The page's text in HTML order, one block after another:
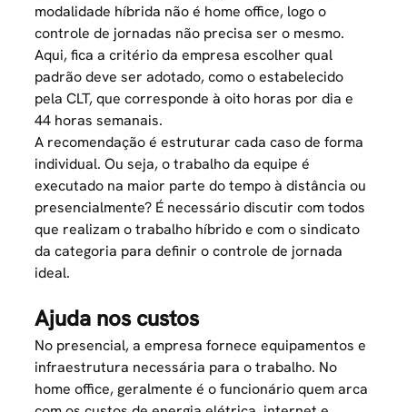
modalidade híbrida não é home office, logo o
controle de jornadas não precisa ser o mesmo.
Aqui, fica a critério da empresa escolher qual
padrão deve ser adotado, como o estabelecido
pela CLT, que corresponde à oito horas por dia e
44 horas semanais.
A recomendação é estruturar cada caso de forma
individual. Ou seja, o trabalho da equipe é
executado na maior parte do tempo à distância ou
presencialmente? É necessário discutir com todos
que realizam o trabalho híbrido e com o sindicato
da categoria para definir o controle de jornada
ideal.
Ajuda nos custos
No presencial, a empresa fornece equipamentos e
infraestrutura necessária para o trabalho. No
home office, geralmente é o funcionário quem arca